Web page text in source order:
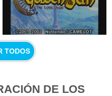
TODOS
DE LOS